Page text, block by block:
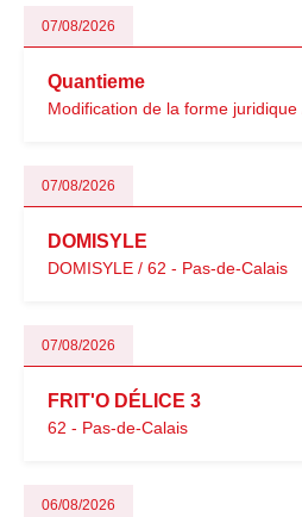
07/08/2026
Quantieme
Modification de la forme
07/08/2026
DOMISYLE
DOMISYLE / 62 - Pas-de-Calais
07/08/2026
FRIT'O DÉLICE 3
62 - Pas-de-Calais
06/08/2026